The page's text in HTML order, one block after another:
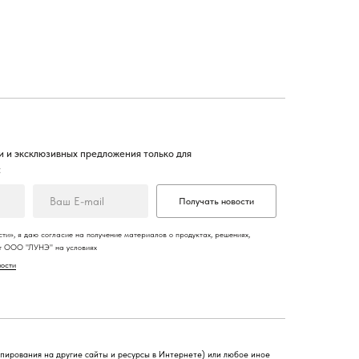
Получать новости
эксклюзивных предложения только для
я даю согласие на получение материалов о продуктах, решениях,
ООО "ЛУНЭ" на условиях
на другие сайты и ресурсы в Интернете) или любое иное